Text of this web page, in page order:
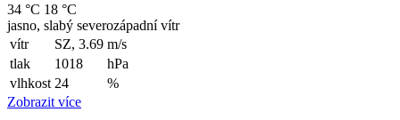
34 °C 18 °C
jasno, slabý severozápadní vítr
vítr
SZ, 3.69 m/s
tlak
1018
hPa
vlhkost 24
%
Zobrazit více